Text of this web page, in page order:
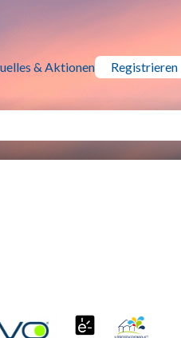
& Aktionen Registrieren